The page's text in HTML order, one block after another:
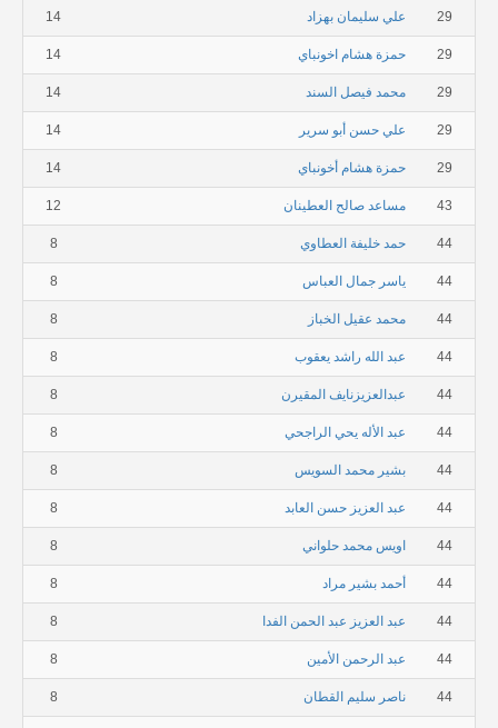
29 علي سليمان بهزاد 14
29 حمزة هشام اخونباي 14
29 محمد فيصل السند 14
29 علي حسن أبو سرير 14
29 حمزة هشام أخونباي 14
43 مساعد صالح العطينان 12
44 حمد خليفة العطاوي 8
44 ياسر جمال العباس 8
44 محمد عقيل الخباز 8
44 عبد الله راشد يعقوب 8
44 عبدالعزيزنايف المقيرن 8
44 عبد الأله يحي الراجحي 8
44 بشير محمد السويس 8
44 عبد العزيز حسن العابد 8
44 اويس محمد حلواني 8
44 أحمد بشير مراد 8
44 عبد العزيز عبد الحمن الفدا 8
44 عبد الرحمن الأمين 8
44 ناصر سليم القطان 8